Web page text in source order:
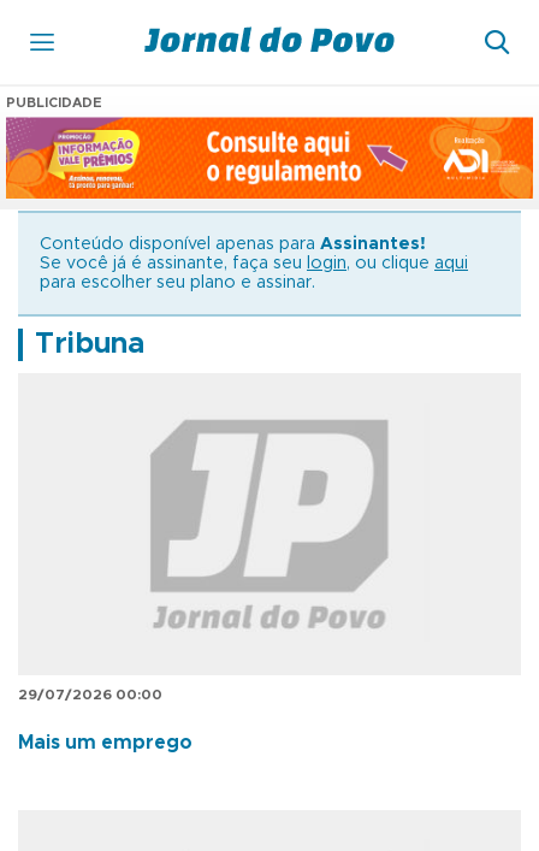
PUBLICIDADE
Conteúdo disponível apenas para Assinantes!
Se você já é assinante, faça seu
login, ou clique aqui
para escolher seu plano e assinar.
Tribuna
29/07/2026 00:00
Mais um emprego